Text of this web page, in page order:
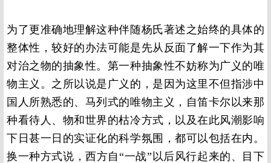
为了更准确地理解这种伴随杨氏著述之始终的具体的
整体性，较好的办法可能是先从反面了解一下作为其
对治之物的抽象性。第一种抽象性不妨称为广义的唯
物主义。之所以说是广义的，是因为这里不但指涉中
国人所熟悉的、马列式的唯物主义，自笛卡尔以来那
种看待人、物和世界的枯冷方式，以及在此风潮影响
下日甚一日的实证化的科学氛围，都可以包括在内。
换一种方式说，西方自“一战”以后风行起来的、目下